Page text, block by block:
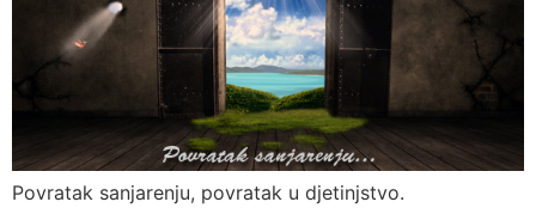
Povratak sanjarenju, povratak u djetinjstvo.